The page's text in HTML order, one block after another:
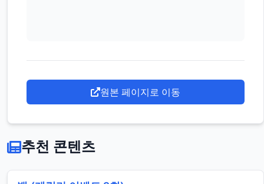
원본 페이지로 이동
추천 콘텐츠